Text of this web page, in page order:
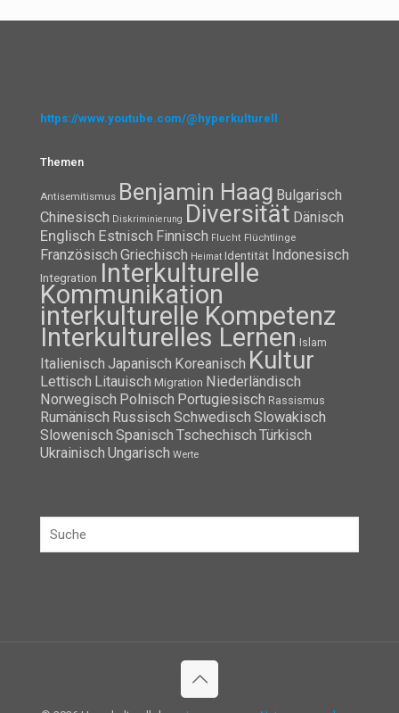
https://www.youtube.com/@hyperkulturell
Themen
Antisemitismus Benjamin Haag Bulgarisch
Chinesisch Diskriminierung Diversität Dänisch
Englisch Estnisch Finnisch Flucht Flüchtlinge
Französisch Griechisch Heimat Identität Indonesisch
Integration Interkulturelle
Kommunikation
interkulturelle Kompetenz
Interkulturelles Lernen Islam
Italienisch Japanisch Koreanisch Kultur
Lettisch Litauisch Migration Niederländisch
Norwegisch Polnisch Portugiesisch Rassismus
Rumänisch Russisch Schwedisch Slowakisch
Slowenisch Spanisch Tschechisch Türkisch
Ukrainisch Ungarisch Werte